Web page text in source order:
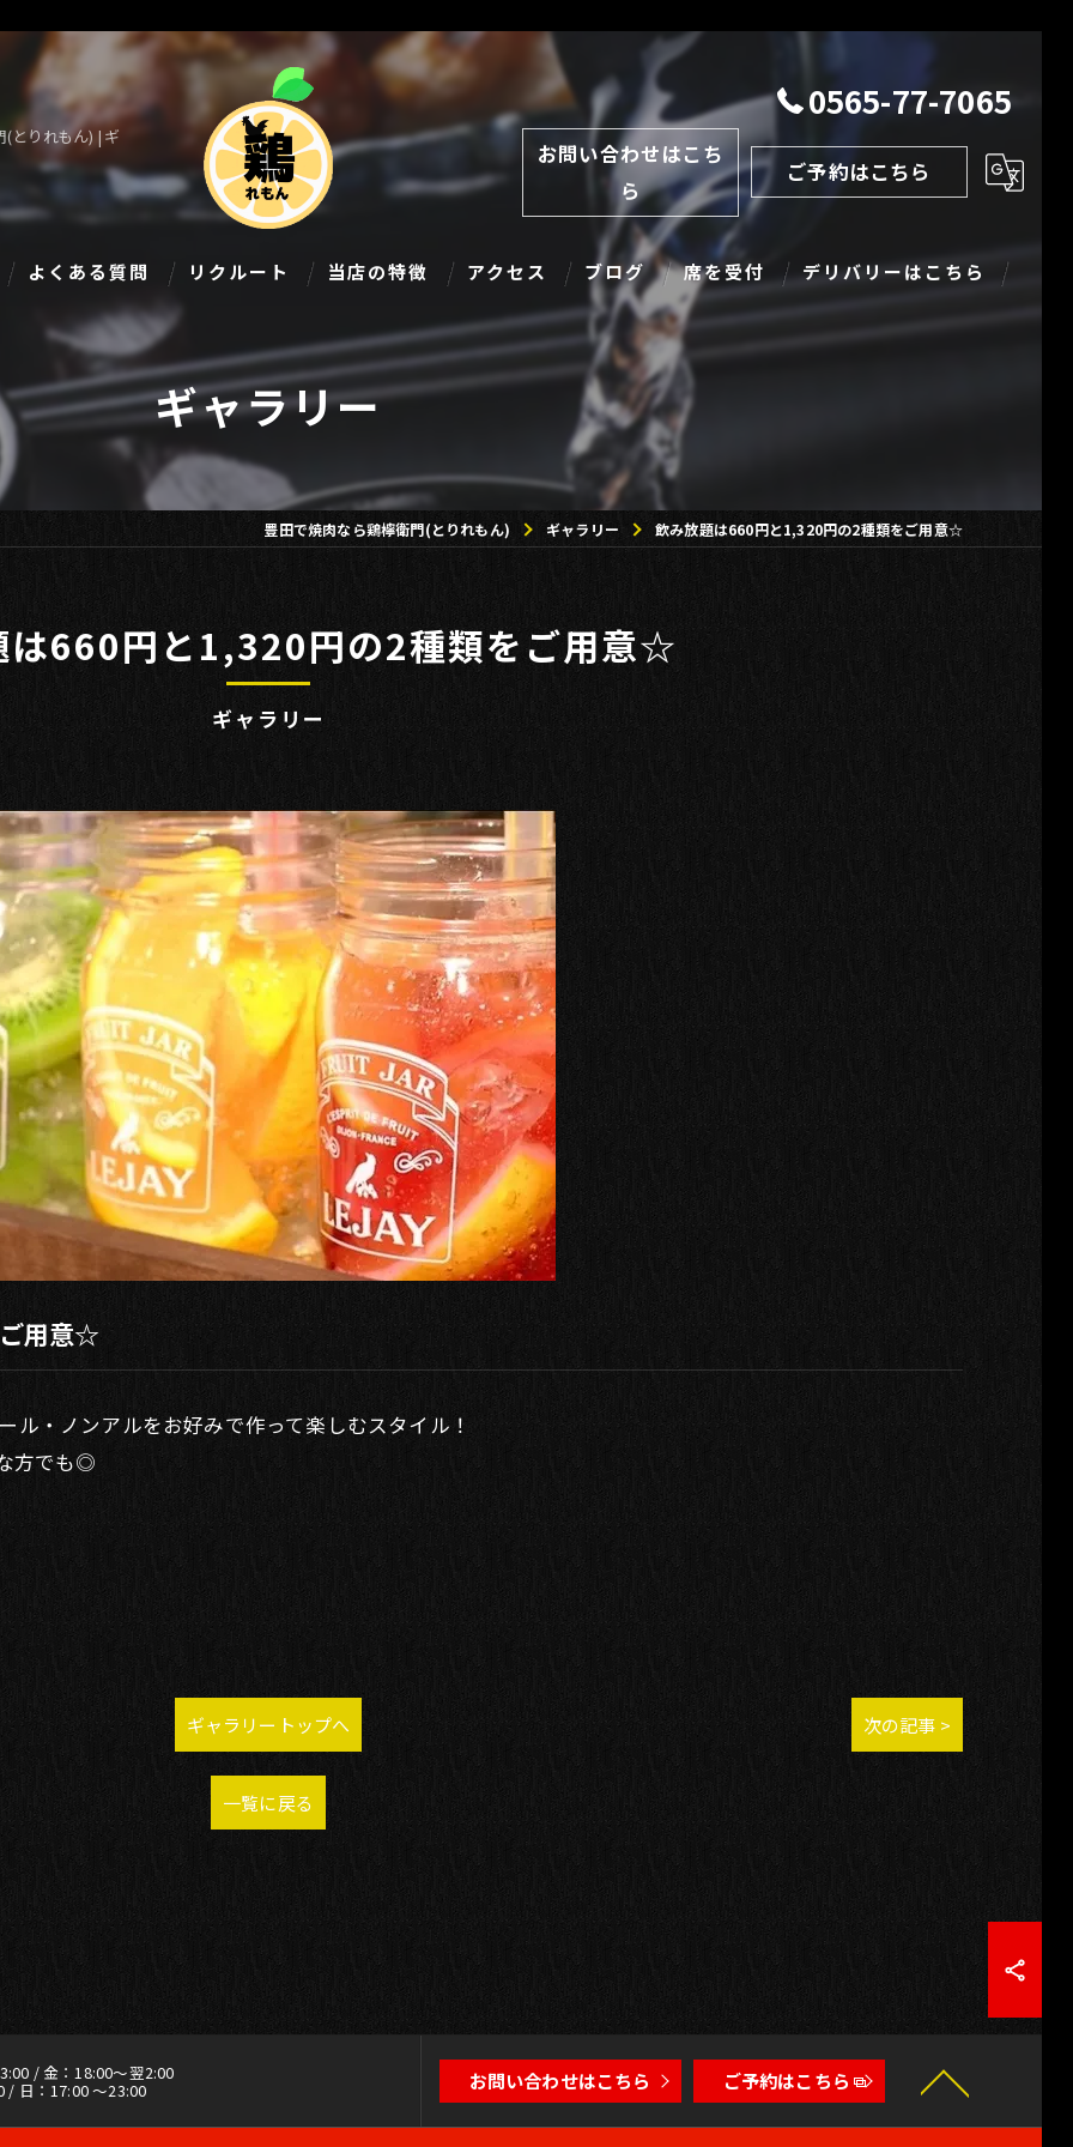
とりれもん) | ギ
0565-77-7065
お問い合わせはこち
ら
ご予約はこちら
よくある質問 リクルート 当店の特徴
食べ放題
飲み放題
宴会
アクセス ブログ 席を受付 デリバリーはこちら
ギャラリー
豊田で焼肉なら鶏檸衛門(とりれもん) ギャラリー 飲み放題は660円と1,320円の2種類をご用意☆
ギャラリー
は660円と1,320円の2種類をご用意☆
用意☆
・ノンアルをお好みで作って楽しむスタイル！
方でも◎
ギャラリートップへ 次の記事 >
一覧に戻る
/ 金：18:00～翌2:00
/ 日：17:00 ～23:00 お問い合わせはこちら ご予約はこちら